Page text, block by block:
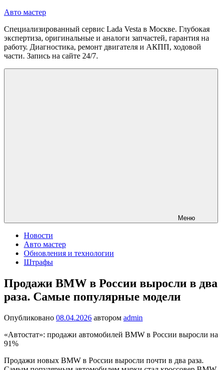
Перейти
содержимому
Авто мастер
Специализированный сервис Lada Vesta в Москве. Глубокая
экспертиза, оригинальные и аналоги запчастей, гарантия на
работу. Диагностика, ремонт двигателя и АКПП, ходовой
части. Запись на сайте 24/7.
Меню
Новости
Авто мастер
Обновления и технологии
Штрафы
Продажи BMW в России выросли в два
раза. Самые популярные модели
Опубликовано 08.04.2026 автором admin
«Автостат»: продажи автомобилей BMW в России выросли на
91%
Продажи новых BMW в России выросли почти в два раза.